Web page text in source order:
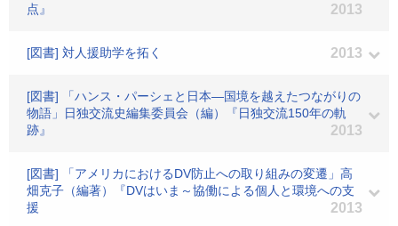
点』
2013
[図書] 対人援助学を拓く 2013
[図書] 「ハンス・パーシェと日本―国境を越えたつながりの
物語」日独交流史編集委員会（編）『日独交流150年の軌
跡』
2013
[図書] 「アメリカにおけるDV防止への取り組みの変遷」高
畑克子（編著）『DVはいま～協働による個人と環境への支
援
2013